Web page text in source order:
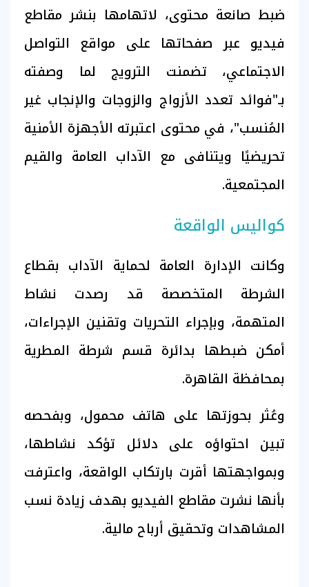
ضبط صانعة محتوى، لاتهامها بنشر مقاطع
فيديو عبر صفحاتها على مواقع التواصل
الاجتماعي، تضمنت الترويج لما وصفته
بـ"فوائد تعدد الأزواج والزوجات والإنجاب غير
المُنسب"، في محتوى اعتبرته الأجهزة الأمنية
تحريضيًا ويتنافى مع الآداب العامة والقيم
المجتمعية.
كواليس الواقعة
وكانت الإدارة العامة لحماية الآداب بقطاع
الشرطة المتخصصة قد رصدت نشاط
المتهمة، وبإجراء التحريات وتقنين الإجراءات،
أمكن ضبطها بدائرة قسم شرطة المطرية
بمحافظة القاهرة.
وعُثر بحوزتها على هاتف محمول، وبفحصه
تبين احتواؤه على دلائل تؤكد نشاطها،
وبمواجهتها أقرت بارتكاب الواقعة، واعترفت
بأنها نشرت مقاطع الفيديو بهدف زيادة نسب
المشاهدات وتحقيق أرباح مالية.